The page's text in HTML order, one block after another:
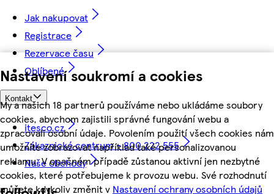
Nastavení soukromí a cookies
My a našich 18 partnerů používáme nebo ukládáme soubory
cookies, abychom zajistili správné fungování webu a
zpracovali osobní údaje. Povolením použití všech cookies nám
umožníte zobrazovat například také personalizovanou
reklamu. V opačném případě zůstanou aktivní jen nezbytné
cookies, které potřebujeme k provozu webu. Své rozhodnutí
můžete kdykoliv změnit v Nastavení ochrany osobních údajů
Jak nakupovat
Registrace
Rezervace času
Oblíbené
Kontakt
itesco.cz
Zákaznické centrum - 800 222 555
Naše obchody